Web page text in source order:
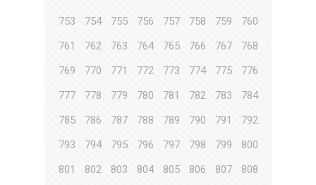
753
754 755 756 757 758 759
760
761
762 763 764 765 766 767
768
769
770 771 772 773 774 775
776
777
778 779 780 781 782 783
784
785
786 787 788 789 790 791
792
793
794 795 796 797 798 799
800
801
802 803 804 805 806 807
808